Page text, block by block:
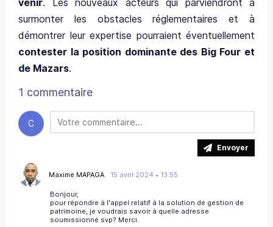
surmonter les obstacles réglementaires et à
démontrer leur expertise pourraient éventuellement
contester la position dominante des Big Four et
de Mazars.
1 commentaire
C
Envoyer
Maxime MAPAGA 15 avril 2024 • 13:55
Bonjour,
pour répondre à l'appel relatif à la solution de gestion de
patrimoine, je voudrais savoir à quelle adresse
soumissionné svp? Merci.